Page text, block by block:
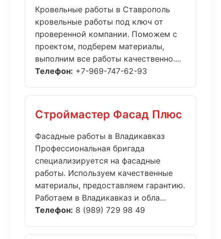
Кровельные работы в Ставрополь
кровельные работы под ключ от
проверенной компании. Поможем с
проектом, подберем материалы,
выполним все работы качественно....
Телефон: +7-969-747-62-93
Строймастер Фасад Плюс
Фасадные работы в Владикавказ
Профессиональная бригада
специализируется на фасадные
работы. Используем качественные
материалы, предоставляем гарантию.
Работаем в Владикавказ и обла...
Телефон: 8 (989) 729 98 49